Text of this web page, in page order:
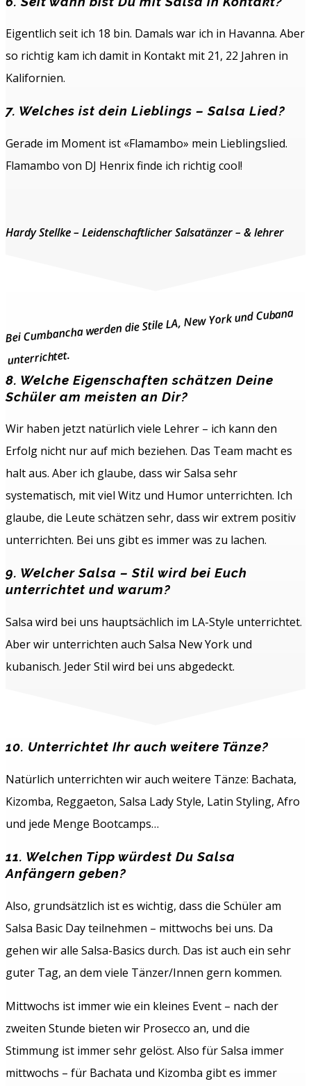
Eigentlich seit ich 18 bin. Damals war ich in Havanna. Aber
so richtig kam ich damit in Kontakt mit 21, 22 Jahren in
Kalifornien.
7. Welches ist dein Lieblings – Salsa Lied?
Gerade im Moment ist «Flamambo» mein Lieblingslied.
Flamambo von DJ Henrix finde ich richtig cool!
Hardy Stellke – Leidenschaftlicher Salsatänzer – & lehrer
Bei Cumbancha werden die Stile LA, New York und Cubana
unterrichtet.
8. Welche Eigenschaften schätzen Deine
Schüler am meisten an Dir?
Wir haben jetzt natürlich viele Lehrer – ich kann den
Erfolg nicht nur auf mich beziehen. Das Team macht es
halt aus. Aber ich glaube, dass wir Salsa sehr
systematisch, mit viel Witz und Humor unterrichten. Ich
glaube, die Leute schätzen sehr, dass wir extrem positiv
unterrichten. Bei uns gibt es immer was zu lachen.
9. Welcher Salsa – Stil wird bei Euch
unterrichtet und warum?
Salsa wird bei uns hauptsächlich im LA-Style unterrichtet.
Aber wir unterrichten auch Salsa New York und
kubanisch. Jeder Stil wird bei uns abgedeckt.
10. Unterrichtet Ihr auch weitere Tänze?
Natürlich unterrichten wir auch weitere Tänze: Bachata,
Kizomba, Reggaeton, Salsa Lady Style, Latin Styling, Afro
und jede Menge Bootcamps…
11. Welchen Tipp würdest Du Salsa
Anfängern geben?
Also, grundsätzlich ist es wichtig, dass die Schüler am
Salsa Basic Day teilnehmen – mittwochs bei uns. Da
gehen wir alle Salsa-Basics durch. Das ist auch ein sehr
guter Tag, an dem viele Tänzer/Innen gern kommen.
Mittwochs ist immer wie ein kleines Event – nach der
zweiten Stunde bieten wir Prosecco an, und die
Stimmung ist immer sehr gelöst. Also für Salsa immer
mittwochs – für Bachata und Kizomba gibt es immer